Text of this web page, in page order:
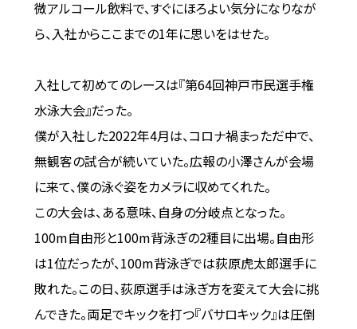
微アルコール飲料で、すぐにほろよい気分になりなが
ら、入社からここまでの1年に思いをはせた。
入社して初めてのレースは『第64回神戸市民選手権
水泳大会』だった。
僕が入社した2022年4月は、コロナ禍まっただ中で、
無観客の試合が続いていた。広報の小澤さんが会場
に来て、僕の泳ぐ姿をカメラに収めてくれた。
この大会は、ある意味、自身の分岐点となった。
100m自由形と100m背泳ぎの2種目に出場。自由形
は1位だったが、100m背泳ぎでは荻原虎太郎選手に
敗れた。この日、荻原選手は泳ぎ方を変えて大会に挑
んできた。両足でキックを打つ『バサロキック』は圧倒